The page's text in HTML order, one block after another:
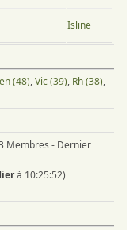
Isline
(48),Vic (39), Rh (38),
Membres - Dernier
à 10:25:52)